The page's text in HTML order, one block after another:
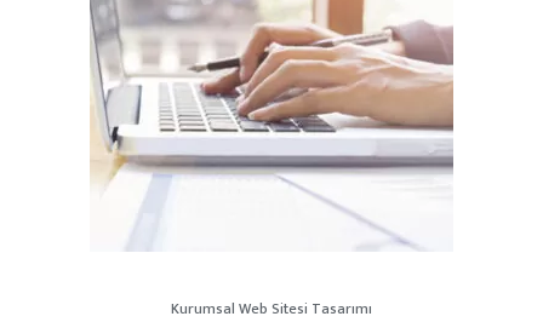
Kurumsal Web Sitesi Tasarımı